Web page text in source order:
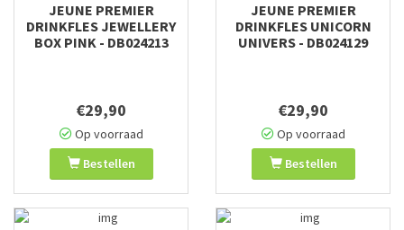
JEUNE PREMIER
DRINKFLES JEWELLERY
BOX PINK - DB024213
€29,90
Op voorraad
Bestellen
JEUNE PREMIER
DRINKFLES UNICORN
UNIVERS - DB024129
€29,90
Op voorraad
Bestellen